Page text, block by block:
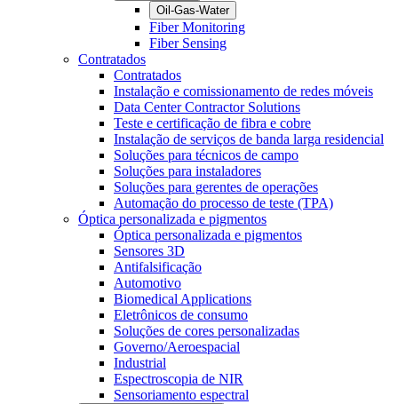
Oil-Gas-Water
Fiber Monitoring
Fiber Sensing
Contratados
Contratados
Instalação e comissionamento de redes móveis
Data Center Contractor Solutions
Teste e certificação de fibra e cobre
Instalação de serviços de banda larga residencial
Soluções para técnicos de campo
Soluções para instaladores
Soluções para gerentes de operações
Automação do processo de teste (TPA)
Óptica personalizada e pigmentos
Óptica personalizada e pigmentos
Sensores 3D
Antifalsificação
Automotivo
Biomedical Applications
Eletrônicos de consumo
Soluções de cores personalizadas
Governo/Aeroespacial
Industrial
Espectroscopia de NIR
Sensoriamento espectral